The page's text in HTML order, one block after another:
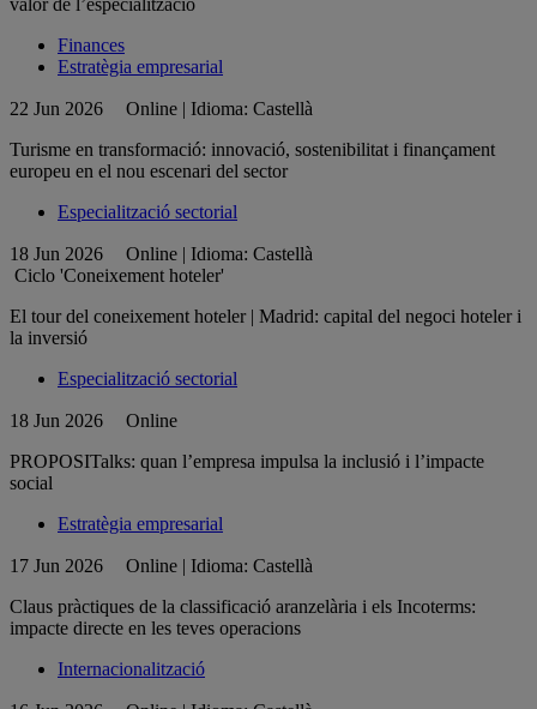
valor de l’especialització
Finances
Estratègia empresarial
22 Jun 2026
Online | Idioma: Castellà
Turisme en transformació: innovació, sostenibilitat i finançament
europeu en el nou escenari del sector
Especialització sectorial
18 Jun 2026
Online | Idioma: Castellà
Ciclo 'Coneixement hoteler'
El tour del coneixement hoteler | Madrid: capital del negoci hoteler i
la inversió
Especialització sectorial
18 Jun 2026
Online
PROPOSITalks: quan l’empresa impulsa la inclusió i l’impacte
social
Estratègia empresarial
17 Jun 2026
Online | Idioma: Castellà
Claus pràctiques de la classificació aranzelària i els Incoterms:
impacte directe en les teves operacions
Internacionalització